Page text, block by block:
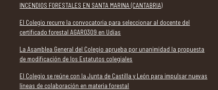
INCENDIOS FORESTALES EN SANTA MARINA (CANTABRIA)
El Colegio recurre la convocatoria para seleccionar al docente del
certificado forestal AGAR0309 en Udías
La Asamblea General del Colegio aprueba por unanimidad la propuesta
de modificación de los Estatutos colegiales
El Colegio se reúne con la Junta de Castilla y León para impulsar nuevas
líneas de colaboración en materia forestal